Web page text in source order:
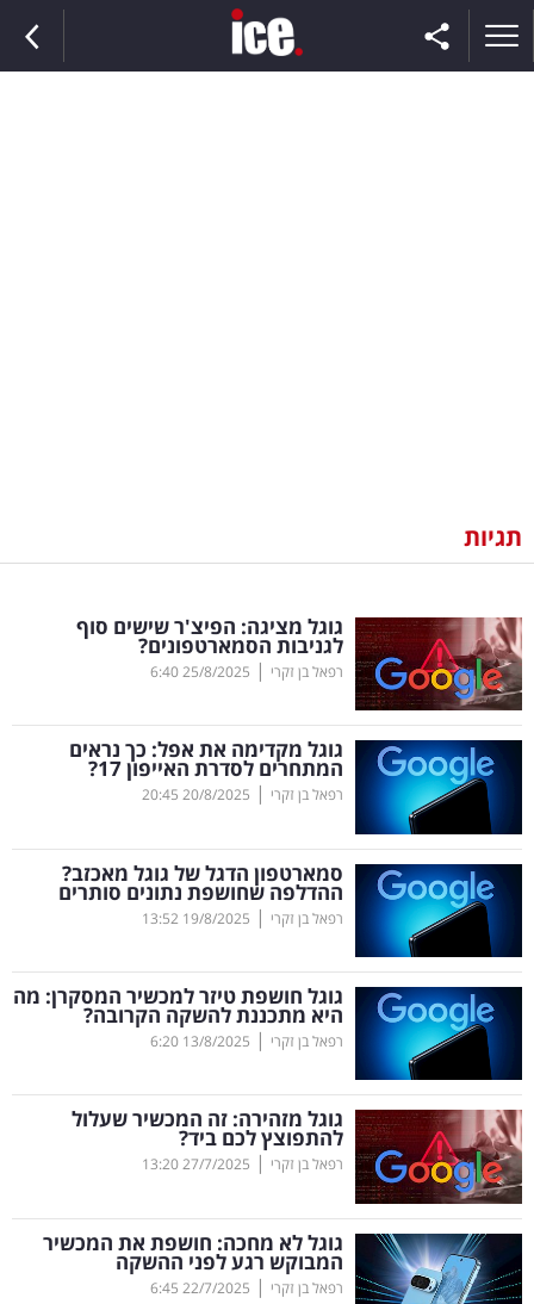
וצרכנות
דיגיטל
וטק
שיווק
ופרסום
משפט
מדדים
ומחקרים
דעות
רכילות
עסקית
קריפטו
ויראלי
טלוויזיה
עסקי
תגיות
גוגל מציגה: הפיצ'ר שישים סוף
לגניבות הסמארטפונים?
רפאל בן זקרי |
25/8/2025
6:40
גוגל מקדימה את אפל: כך נראים
המתחרים לסדרת האייפון 17?
רפאל בן זקרי |
20/8/2025
20:45
סמארטפון הדגל של גוגל מאכזב?
ההדלפה שחושפת נתונים סותרים
רפאל בן זקרי |
19/8/2025
13:52
גוגל חושפת טיזר למכשיר המסקרן: מה
היא מתכננת להשקה הקרובה?
רפאל בן זקרי |
13/8/2025
6:20
גוגל מזהירה: זה המכשיר שעלול
להתפוצץ לכם ביד?
רפאל בן זקרי |
27/7/2025
13:20
גוגל לא מחכה: חושפת את המכשיר
המבוקש רגע לפני ההשקה
רפאל בן זקרי |
22/7/2025
6:45